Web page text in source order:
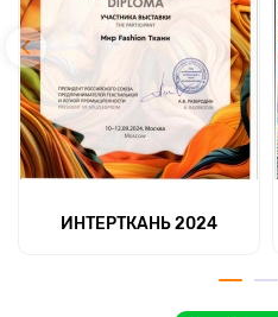
ИНТЕРТКАНЬ 2024